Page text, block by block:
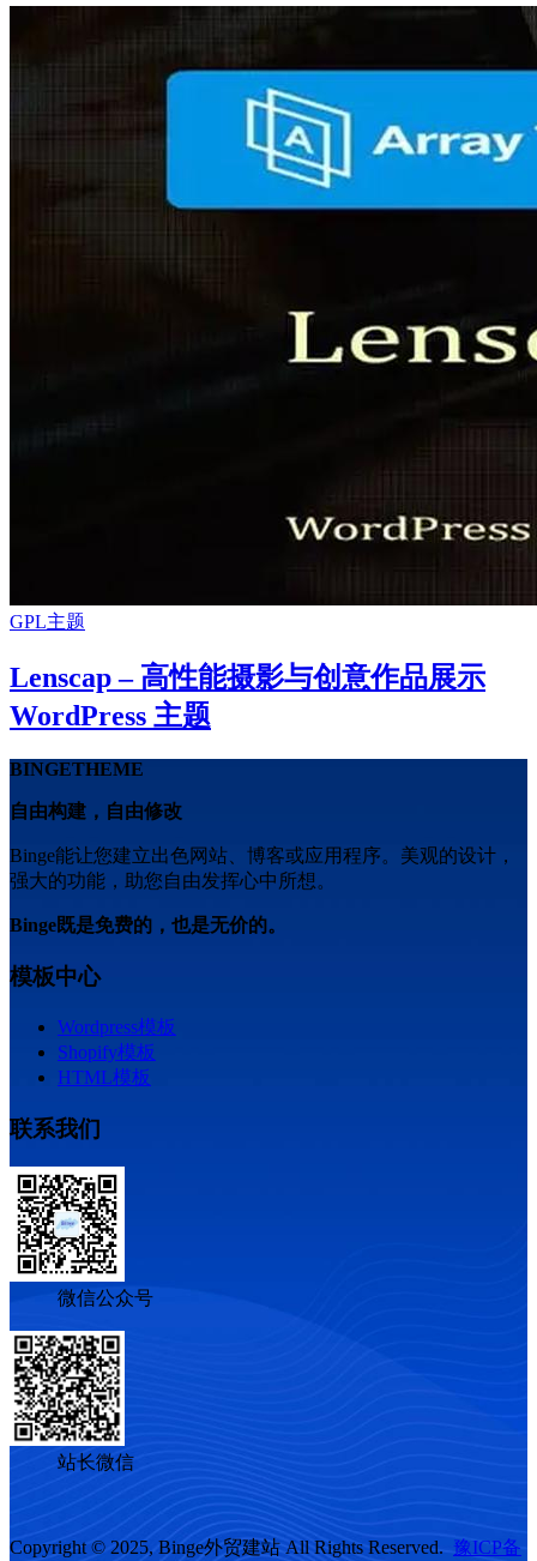
GPL主题
Lenscap – 高性能摄影与创意作品展示
WordPress 主题
BINGETHEME
自由构建，自由修改
Binge能让您建立出色网站、博客或应用程序。美观的设计，
强大的功能，助您自由发挥心中所想。
Binge既是免费的，也是无价的。
模板中心
Wordpress模板
Shopify模板
HTML模板
联系我们
微信公众号
站长微信
Copyright © 2025, Binge外贸建站 All Rights Reserved. 豫ICP备